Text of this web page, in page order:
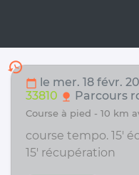
history
calendar_today le mer. 18 févr.
33810 nature Parcours
course à pied - 10
course tempo. 15'
15' récupération